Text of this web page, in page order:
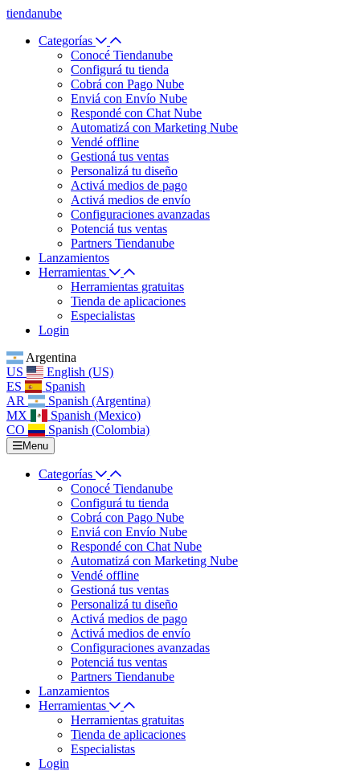
tiendanube
Categorías
Conocé Tiendanube
Configurá tu tienda
Cobrá con Pago Nube
Enviá con Envío Nube
Respondé con Chat Nube
Automatizá con Marketing Nube
Vendé offline
Gestioná tus ventas
Personalizá tu diseño
Activá medios de pago
Activá medios de envío
Configuraciones avanzadas
Potenciá tus ventas
Partners Tiendanube
Lanzamientos
Herramientas
Herramientas gratuitas
Tienda de aplicaciones
Especialistas
Login
Argentina
US
English (US)
ES
Spanish
AR
Spanish (Argentina)
MX
Spanish (Mexico)
CO
Spanish (Colombia)
Menu
Categorías
Conocé Tiendanube
Configurá tu tienda
Cobrá con Pago Nube
Enviá con Envío Nube
Respondé con Chat Nube
Automatizá con Marketing Nube
Vendé offline
Gestioná tus ventas
Personalizá tu diseño
Activá medios de pago
Activá medios de envío
Configuraciones avanzadas
Potenciá tus ventas
Partners Tiendanube
Lanzamientos
Herramientas
Herramientas gratuitas
Tienda de aplicaciones
Especialistas
Login